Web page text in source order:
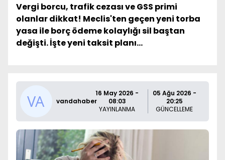
Vergi borcu, trafik cezası ve GSS primi
olanlar dikkat! Meclis'ten geçen yeni torba
yasa ile borç ödeme kolaylığı sil baştan
değişti. İşte yeni taksit planı...
vandahaber
16 May 2026 -
08:03
YAYINLANMA
05 Ağu 2026 -
20:25
GÜNCELLEME